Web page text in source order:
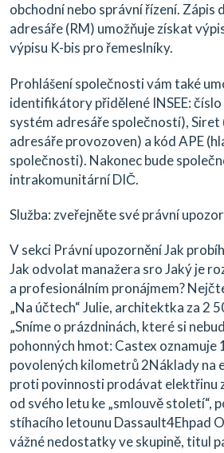
obchodní nebo správní řízení. Zápis
adresáře (RM) umožňuje získat
výpisu K-bis pro řemeslníky.
Prohlášení společnosti vám také
identifikátory přidělené INSEE:
systém adresáře společností),
adresáře provozoven) a kód APE
společnosti). Nakonec bude
intrakomunitární DIČ.
Služba: zveřejněte své právní
V sekci Právní upozornění Jak
Jak odvolat manažera sro Jaký je
a profesionálním pronájmem?
„Na účtech“ Julie, architektka za 2
„Sníme o prázdninách, které si
pohonných hmot: Castex oznamuje
povolených kilometrů 2Náklady na
proti povinnosti prodávat elektřinu
od svého letu ke „smlouvě století“,
stíhacího letounu Dassault4Ehpad
vážné nedostatky ve skupině, titul